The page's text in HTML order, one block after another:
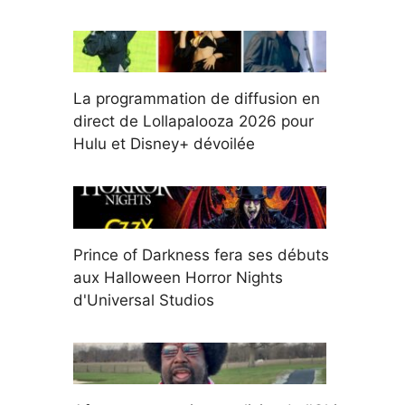
La programmation de diffusion en
direct de Lollapalooza 2026 pour
Hulu et Disney+ dévoilée
Prince of Darkness fera ses débuts
aux Halloween Horror Nights
d'Universal Studios